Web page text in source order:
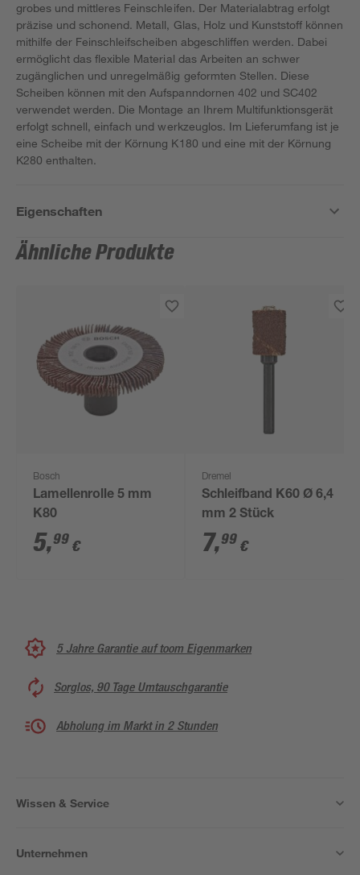
grobes und mittleres Feinschleifen. Der Materialabtrag erfolgt
präzise und schonend. Metall, Glas, Holz und Kunststoff können
mithilfe der Feinschleifscheiben abgeschliffen werden. Dabei
ermöglicht das flexible Material das Arbeiten an schwer
zugänglichen und unregelmäßig geformten Stellen. Diese
Scheiben können mit den Aufspanndornen 402 und SC402
verwendet werden. Die Montage an Ihrem Multifunktionsgerät
erfolgt schnell, einfach und werkzeuglos. Im Lieferumfang ist je
eine Scheibe mit der Körnung K180 und eine mit der Körnung
K280 enthalten.
Eigenschaften
Ähnliche Produkte
Bosch
Lamellenrolle 5 mm
K80
5,99 €
Dremel
Schleifband K60 Ø 6,4
mm 2 Stück
7,99 €
5 Jahre Garantie auf toom Eigenmarken
Sorglos, 90 Tage Umtauschgarantie
Abholung im Markt in 2 Stunden
Wissen & Service
Unternehmen